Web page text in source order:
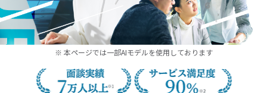
※ 本ページでは一部AIモデルを使用しております